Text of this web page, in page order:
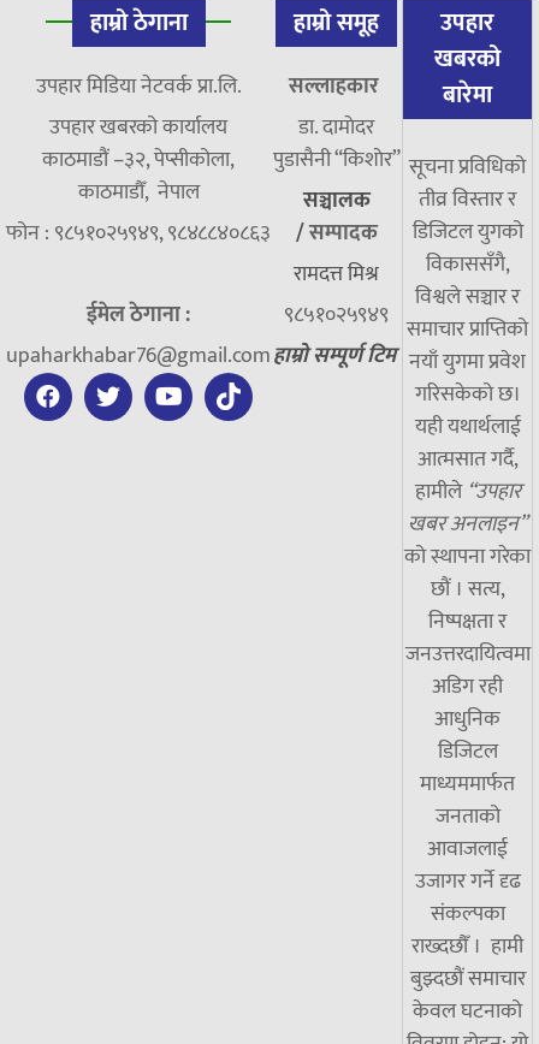
हाम्रो ठेगाना
उपहार मिडिया नेटवर्क प्रा.लि.
उपहार खबरको कार्यालय
काठमाडौं –३२, पेप्सीकोला,
काठमाडौँ, नेपाल
फोन : ९८५१०२५९४९, ९८४८८४०८६३
ईमेल ठेगाना :
upaharkhabar76@gmail.com
हाम्रो समूह
सल्लाहकार
डा. दामाेदर
पुडासैनी “किशाेर”
सञ्चालक
/सम्पादक
रामदत्त मिश्र
९८५१०२५९४९
हाम्रो सम्पूर्ण टिम
उपहार
खबरको
बारेमा
सूचना प्रविधिको
तीव्र विस्तार र
डिजिटल युगको
विकाससँगै,
विश्वले सञ्चार र
समाचार प्राप्तिको
नयाँ युगमा प्रवेश
गरिसकेको छ।
यही यथार्थलाई
आत्मसात गर्दै,
हामीले “उपहार
खबर अनलाइन”
को स्थापना गरेका
छौं । सत्य,
निष्पक्षता र
जनउत्तरदायित्वमा
अडिग रही
आधुनिक
डिजिटल
माध्यममार्फत
जनताको
आवाजलाई
उजागर गर्ने दृढ
संकल्पका
राख्दछौँ । हामी
बुझ्दछौं समाचार
केवल घटनाको